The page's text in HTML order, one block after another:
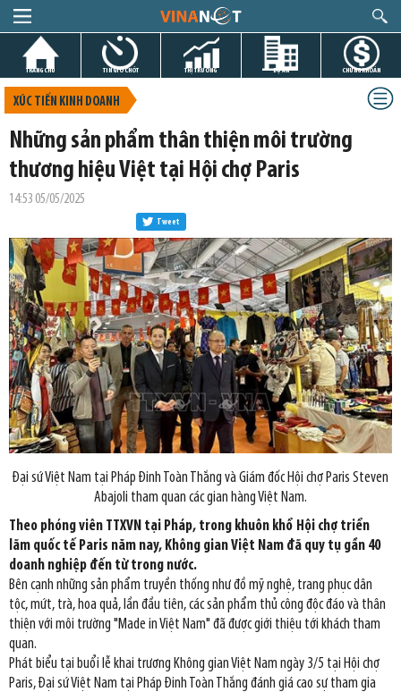
TRANG CHỦ TIN GIỜ CHÓT THỊ TRƯỜNG DỰ ÁN CHỨNG KHOÁN
XÚC TIẾN KINH DOANH
Những sản phẩm thân thiện môi trường
thương hiệu Việt tại Hội chợ Paris
14:53 05/05/2025
Tweet
Đại sứ Việt Nam tại Pháp Đinh Toàn Thắng và Giám đốc Hội chợ Paris Steven
Abajoli tham quan các gian hàng Việt Nam.
Theo phóng viên TTXVN tại Pháp, trong khuôn khổ Hội chợ triển
lãm quốc tế Paris năm nay, Không gian Việt Nam đã quy tụ gần 40
doanh nghiệp đến từ trong nước.
Bên cạnh những sản phẩm truyền thống như đồ mỹ nghệ, trang phục dân
tộc, mứt, trà, hoa quả, lần đầu tiên, các sản phẩm thủ công độc đáo và thân
thiện với môi trường "Made in Việt Nam" đã được giới thiệu tới khách tham
quan.
Phát biểu tại buổi lễ khai trương Không gian Việt Nam ngày 3/5 tại Hội chợ
Paris, Đại sứ Việt Nam tại Pháp Đinh Toàn Thắng đánh giá cao sự tham gia